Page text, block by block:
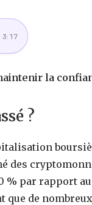
3:17
la
?
des
% par rapport
que de